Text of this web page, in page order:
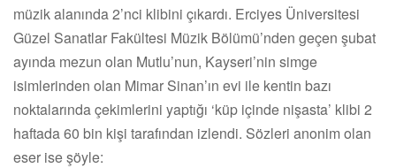
müzik alanında 2’nci klibini çıkardı. Erciyes Üniversitesi
Güzel Sanatlar Fakültesi Müzik Bölümü’nden geçen şubat
ayında mezun olan Mutlu’nun, Kayseri’nin simge
isimlerinden olan Mimar Sinan’ın evi ile kentin bazı
noktalarında çekimlerini yaptığı ‘küp içinde nişasta’ klibi 2
haftada 60 bin kişi tarafından izlendi. Sözleri anonim olan
eser ise şöyle: